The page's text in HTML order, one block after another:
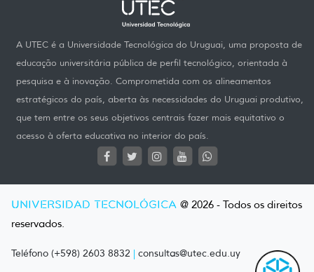
A UTEC é a Universidade Tecnológica do Uruguai, uma proposta de
educação universitária pública de perfil tecnológico, orientada à
pesquisa e à inovação. Comprometida com os alineamentos
estratégicos do país, aberta às necessidades do Uruguai produtivo,
que tem entre os seus objetivos centrais fazer mais equitativo o
acesso à oferta educativa no interior do país.
UNIVERSIDAD TECNOLÓGICA @ 2026 - Todos os direitos
reservados.
Teléfono (+598) 2603 8832 | consultas@utec.edu.uy